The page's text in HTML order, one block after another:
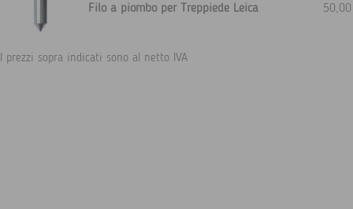
Filo a piombo per Treppiede Leica
I prezzi sopra indicati sono al netto IVA